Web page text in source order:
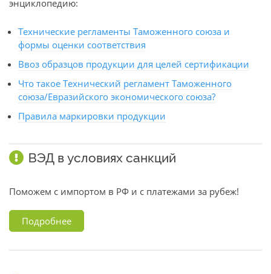
энциклопедию:
Технические регламенты Таможенного союза и
формы оценки соответствия
Ввоз образцов продукции для целей сертификации
Что такое Технический регламент Таможенного
союза/Евразийского экономического союза?
Правила маркировки продукции
ВЭД в условиях санкций
Поможем с импортом в РФ и с платежами за рубеж!
Подробнее